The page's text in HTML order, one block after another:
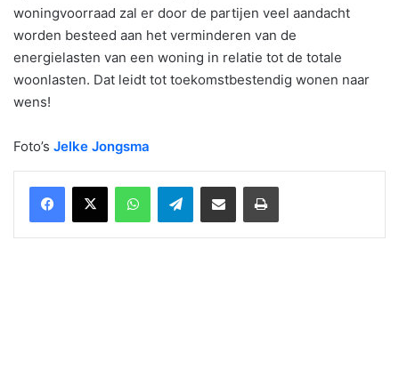
woningvoorraad zal er door de partijen veel aandacht
worden besteed aan het verminderen van de
energielasten van een woning in relatie tot de totale
woonlasten. Dat leidt tot toekomstbestendig wonen naar
wens!
Foto’s Jelke Jongsma
WhatsAppTelegramDelen via Email Print